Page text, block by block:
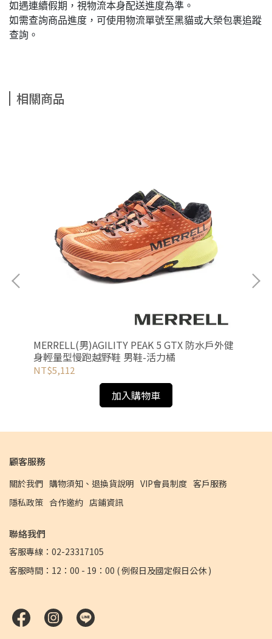
如遇連續假期，視物流本身配送進度為準。
如需查詢商品進度，可使用物流單號至黑貓或大榮包裹追蹤
查詢。
相關商品
MERRELL(男)AGILITY PEAK 5 GTX 防水戶外健
身輕量型慢跑越野鞋 男鞋-活力橘
NT$5,112
加入購物車
顧客服務
關於我們 購物須知、退換貨說明 VIP會員制度 客戶服務
隱私政策 合作邀約 店鋪資訊
聯絡我們
客服專線：02-23317105
客服時間：12：00 - 19：00 ( 例假日及國定假日公休 )